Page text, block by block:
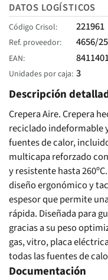
DATOS LOGÍSTICOS
Código Crisol 221961
Ref. proveedor 4656/25
EAN
Unidades por caja 3
Descripción
Crepera Aire. Crepera
reciclado indeformable
fuentes de calor,
multicapa reforzado
y resistente hasta
diseño ergonómico y
espesor que permite
rápida. Diseñada para
gracias a su peso
gas, vitro, placa
todas las fuentes de
Documentación